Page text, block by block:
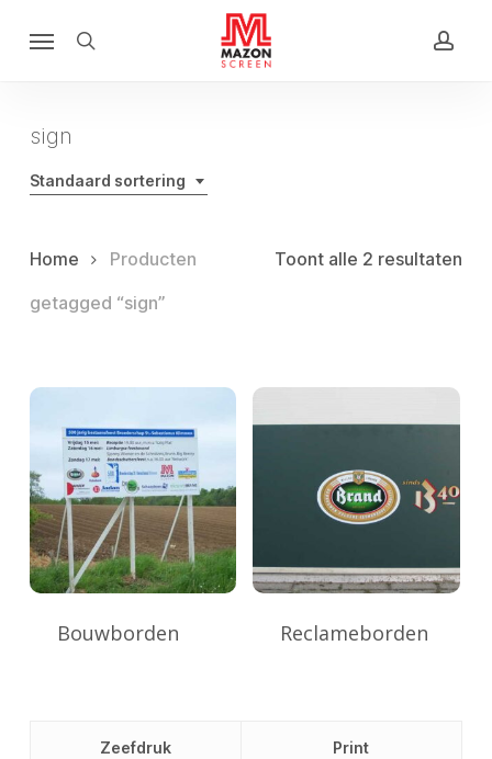
search
sign
Standaard sortering
Toont alle 2 resultaten
Home
Producten
getagged “sign”
Bouwborden Reclameborden
Zeefdruk Print